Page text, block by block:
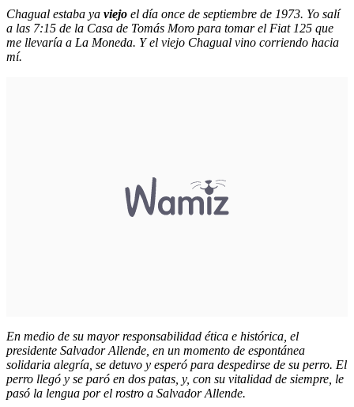
Chagual estaba ya viejo el día once de septiembre de 1973. Yo salí
a las 7:15 de la Casa de Tomás Moro para tomar el Fiat 125 que
me llevaría a La Moneda. Y el viejo Chagual vino corriendo hacia
mí.
En medio de su mayor responsabilidad ética e histórica, el
presidente Salvador Allende, en un momento de espontánea
solidaria alegría, se detuvo y esperó para despedirse de su perro. El
perro llegó y se paró en dos patas, y, con su vitalidad de siempre, le
pasó la lengua por el rostro a Salvador Allende.